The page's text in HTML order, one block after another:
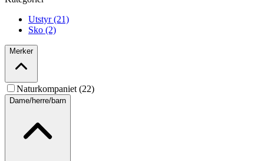
Utstyr (21)
Sko (2)
Merker
Naturkompaniet (22)
Dame/herre/barn